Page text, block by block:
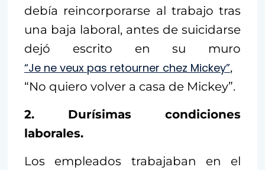
debía reincorporarse al trabajo tras
una baja laboral, antes de suicidarse
dejó escrito en su muro
“Je ne veux pas retourner chez Mickey”,
“No quiero volver a casa de Mickey”.
2. Durísimas condiciones
laborales.
Los empleados trabajaban en el